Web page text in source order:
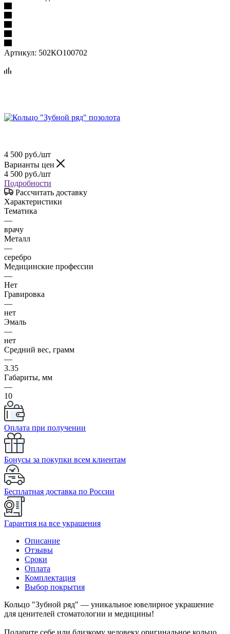
Артикул: 502КО100702
4 500 руб./шт
Варианты цен
4 500 руб./шт
Подробности
Рассчитать доставку
Характеристики
Тематика
—
врачу
Металл
—
серебро
Медицинские профессии
—
Нет
Гравировка
—
нет
Эмаль
—
нет
Средний вес, грамм
—
3.35
Габариты, мм
—
10
Оплата при получении
Бонусы за покупки всем клиентам
Бесплатная доставка по России
Гарантия на все украшения
Описание
Отзывы
Сроки
Оплата
Комплектация
Выбор покрытия
Кольцо "Зубной ряд" — уникальное ювелирное украшение
для ценителей стоматологии и медицины!
Подарите себе или близкому человеку оригинальное кольцо